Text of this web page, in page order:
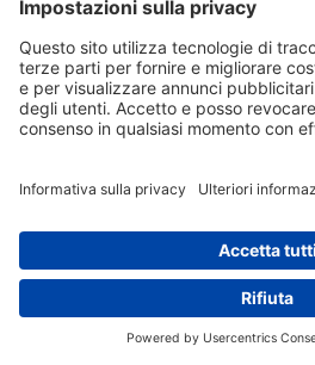
Kessel Minilift: sei
realizzare bagni anche
gravità non è possibile
Acque reflue
potabile: il progetto
punta sul riuso idrico